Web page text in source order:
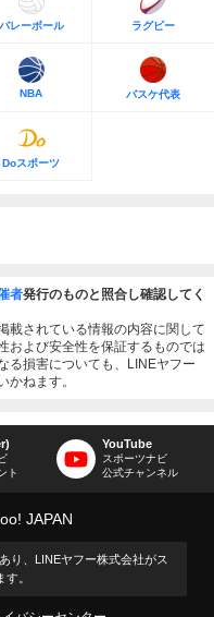
バレーボール ラグビー
NBA バスケ代表
Doスポーツ
者発行のものと照合し確認してく
載されている情報の内容に関して
および安全性を保証するものでは
る損害についても、LINEヤフー
かねます。
ト
YouTube
スポーツナビ
公式チャンネル
JAPAN
り、LINEヤフー株式会社がス
。